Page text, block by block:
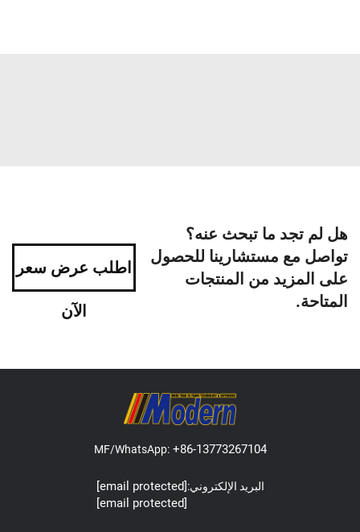
هل لم تجد ما تبحث عنه؟
تواصل مع مستشارينا للحصول
على المزيد من المنتجات
المتاحة.
اطلب عرض سعر
الآن
MF/WhatsApp:+86-13773267104
البريد الإلكتروني:[email protected]
[email protected]